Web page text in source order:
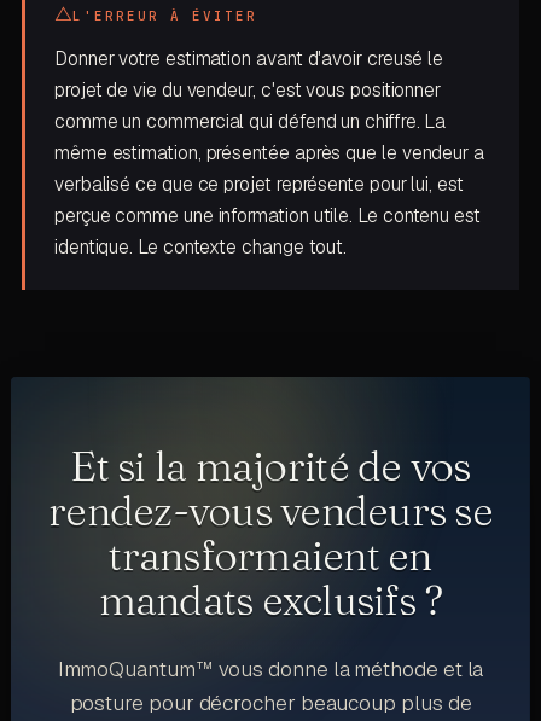
△L'ERREUR À ÉVITER
Donner votre estimation avant d'avoir creusé le
projet de vie du vendeur, c'est vous positionner
comme un commercial qui défend un chiffre. La
même estimation, présentée après que le vendeur a
verbalisé ce que ce projet représente pour lui, est
perçue comme une information utile. Le contenu est
identique. Le contexte change tout.
Et si la majorité de vos
rendez-vous vendeurs se
transformaient en
mandats exclusifs ?
ImmoQuantum™ vous donne la méthode et la
posture pour décrocher beaucoup plus de